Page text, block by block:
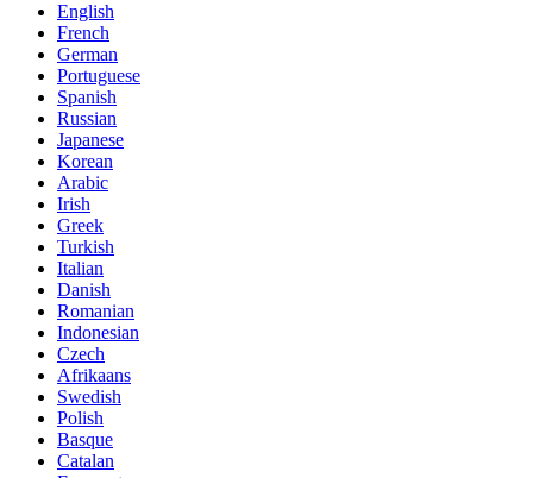
English
French
German
Portuguese
Spanish
Russian
Japanese
Korean
Arabic
Irish
Greek
Turkish
Italian
Danish
Romanian
Indonesian
Czech
Afrikaans
Swedish
Polish
Basque
Catalan